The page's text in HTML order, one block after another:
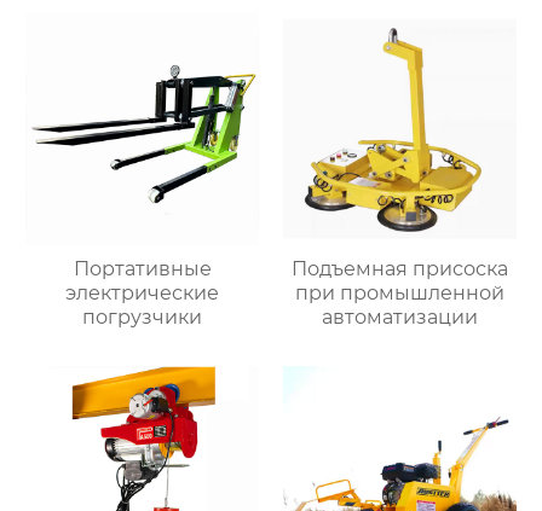
Портативные
электрические
погрузчики
Подъемная присоска
при промышленной
автоматизации